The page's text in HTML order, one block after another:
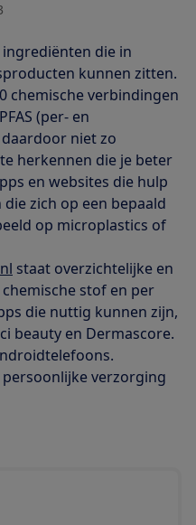
die in
kunnen zitten.
chemische verbindingen
(per- en
niet zo
herkennen die je beter
en websites die hulp
zich op een bepaald
op microplastics of
staat overzichtelijke en
stof en per
die nuttig kunnen zijn,
beauty en Dermascore.
verzorging